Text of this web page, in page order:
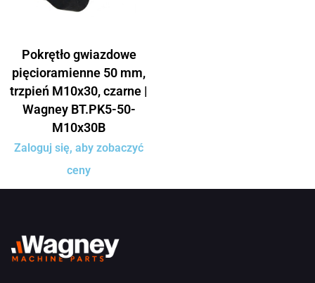
Pokrętło gwiazdowe
pięcioramienne 50 mm,
trzpień M10x30, czarne |
Wagney BT.PK5-50-
M10x30B
Zaloguj się, aby zobaczyć
ceny